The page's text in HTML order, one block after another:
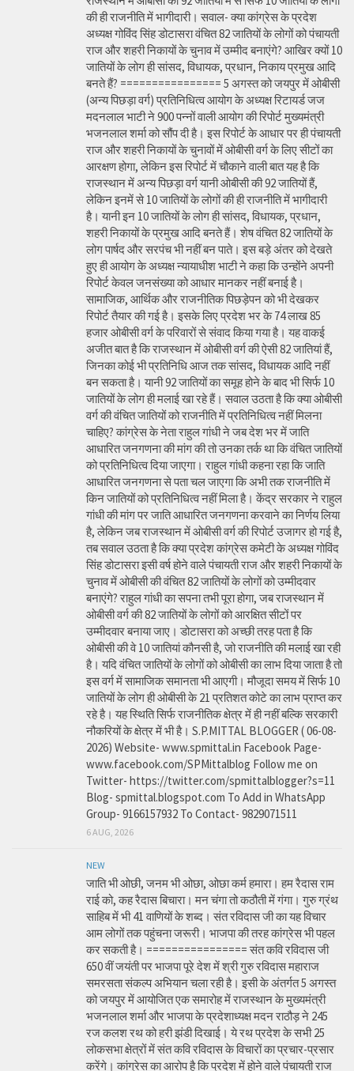
की ही राजनीति में भागीदारी। सवाल- क्या कांग्रेस के प्रदेश
अध्यक्ष गोविंद सिंह डोटासरा वंचित 82 जातियों के लोगों को पंचायती
राज और शहरी निकायों के चुनाव में उम्मीद बनाएंगे? आखिर क्यों 10
जातियों के लोग ही सांसद, विधायक, प्रधान, निकाय प्रमुख आदि
बनते हैं? ================ 5 अगस्त को जयपुर में ओबीसी
(अन्य पिछड़ा वर्ग) प्रतिनिधित्व आयोग के अध्यक्ष रिटायर्ड जज
मदनलाल भाटी ने 900 पन्नों वाली आयोग की रिपोर्ट मुख्यमंत्री
भजनलाल शर्मा को सौंप दी है। इस रिपोर्ट के आधार पर ही पंचायती
राज और शहरी निकायों के चुनावों में ओबीसी वर्ग के लिए सीटों का
आरक्षण होगा, लेकिन इस रिपोर्ट में चौकाने वाली बात यह है कि
राजस्थान में अन्य पिछड़ा वर्ग यानी ओबीसी की 92 जातियों हैं,
लेकिन इनमें से 10 जातियों के लोगों की ही राजनीति में भागीदारी
है। यानी इन 10 जातियों के लोग ही सांसद, विधायक, प्रधान,
शहरी निकायों के प्रमुख आदि बनते हैं। शेष वंचित 82 जातियों के
लोग पार्षद और सरपंच भी नहीं बन पाते। इस बड़े अंतर को देखते
हुए ही आयोग के अध्यक्ष न्यायाधीश भाटी ने कहा कि उन्होंने अपनी
रिपोर्ट केवल जनसंख्या को आधार मानकर नहीं बनाई है।
सामाजिक, आर्थिक और राजनीतिक पिछड़ेपन को भी देखकर
रिपोर्ट तैयार की गई है। इसके लिए प्रदेश भर के 74 लाख 85
हजार ओबीसी वर्ग के परिवारों से संवाद किया गया है। यह वाकई
अजीत बात है कि राजस्थान में ओबीसी वर्ग की ऐसी 82 जातियां हैं,
जिनका कोई भी प्रतिनिधि आज तक सांसद, विधायक आदि नहीं
बन सकता है। यानी 92 जातियों का समूह होने के बाद भी सिर्फ 10
जातियों के लोग ही मलाई खा रहे हैं। सवाल उठता है कि क्या ओबीसी
वर्ग की वंचित जातियों को राजनीति में प्रतिनिधित्व नहीं मिलना
चाहिए? कांग्रेस के नेता राहुल गांधी ने जब देश भर में जाति
आधारित जनगणना की मांग की तो उनका तर्क था कि वंचित जातियों
को प्रतिनिधित्व दिया जाएगा। राहुल गांधी कहना रहा कि जाति
आधारित जनगणना से पता चल जाएगा कि अभी तक राजनीति में
किन जातियों को प्रतिनिधित्व नहीं मिला है। केंद्र सरकार ने राहुल
गांधी की मांग पर जाति आधारित जनगणना करवाने का निर्णय लिया
है, लेकिन जब राजस्थान में ओबीसी वर्ग की रिपोर्ट उजागर हो गई है,
तब सवाल उठता है कि क्या प्रदेश कांग्रेस कमेटी के अध्यक्ष गोविंद
सिंह डोटासरा इसी वर्ष होने वाले पंचायती राज और शहरी निकायों के
चुनाव में ओबीसी की वंचित 82 जातियों के लोगों को उम्मीदवार
बनाएंगे? राहुल गांधी का सपना तभी पूरा होगा, जब राजस्थान में
ओबीसी वर्ग की 82 जातियों के लोगों को आरक्षित सीटों पर
उम्मीदवार बनाया जाए। डोटासरा को अच्छी तरह पता है कि
ओबीसी की वे 10 जातियां कौनसी है, जो राजनीति की मलाई खा रही
है। यदि वंचित जातियों के लोगों को ओबीसी का लाभ दिया जाता है तो
इस वर्ग में सामाजिक समानता भी आएगी। मौजूदा समय में सिर्फ 10
जातियों के लोग ही ओबीसी के 21 प्रतिशत कोटे का लाभ प्राप्त कर
रहे है। यह स्थिति सिर्फ राजनीतिक क्षेत्र में ही नहीं बल्कि सरकारी
नौकरियों के क्षेत्र में भी है। S.P.MITTAL BLOGGER ( 06-08-
2026) Website- www.spmittal.in Facebook Page-
www.facebook.com/SPMittalblog Follow me on
Twitter- https://twitter.com/spmittalblogger?s=11
Blog- spmittal.blogspot.com To Add in WhatsApp
Group- 9166157932 To Contact- 9829071511
6 AUG, 2026
NEW
जाति भी ओछी, जनम भी ओछा, ओछा कर्म हमारा। हम रैदास राम
राई को, कह रैदास बिचारा। मन चंगा तो कठौती में गंगा। गुरु ग्रंथ
साहिब में भी 41 वाणियों के शब्द। संत रविदास जी का यह विचार
आम लोगों तक पहुंचना जरूरी। भाजपा की तरह कांग्रेस भी पहल
कर सकती है। ================ संत कवि रविदास जी
650 वीं जयंती पर भाजपा पूरे देश में श्री गुरु रविदास महाराज
समरसता संकल्प अभियान चला रही है। इसी के अंतर्गत 5 अगस्त
को जयपुर में आयोजित एक समारोह में राजस्थान के मुख्यमंत्री
भजनलाल शर्मा और भाजपा के प्रदेशाध्यक्ष मदन राठौड़ ने 245
रज कलश रथ को हरी झंडी दिखाई। ये रथ प्रदेश के सभी 25
लोकसभा क्षेत्रों में संत कवि रविदास के विचारों का प्रचार-प्रसार
करेंगे। कांग्रेस का आरोप है कि प्रदेश में होने वाले पंचायती राज